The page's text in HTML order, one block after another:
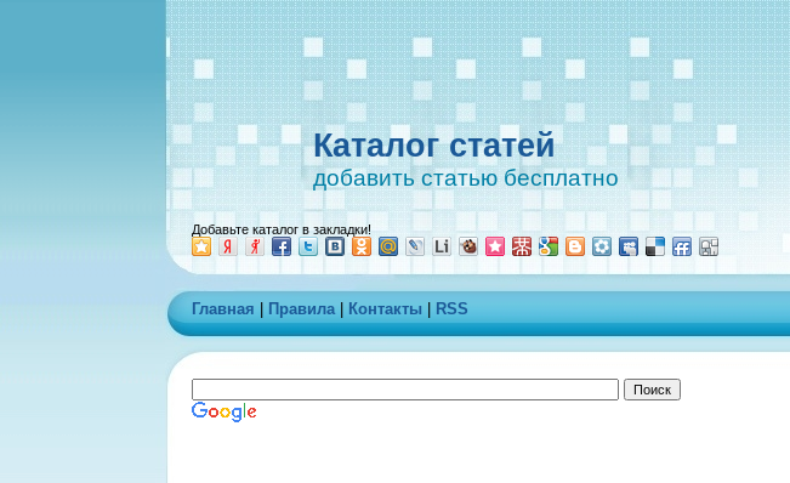
Каталог статей
добавить статью бесплатно
Добавьте каталог в закладки!
Главная Правила| Контакты RSS